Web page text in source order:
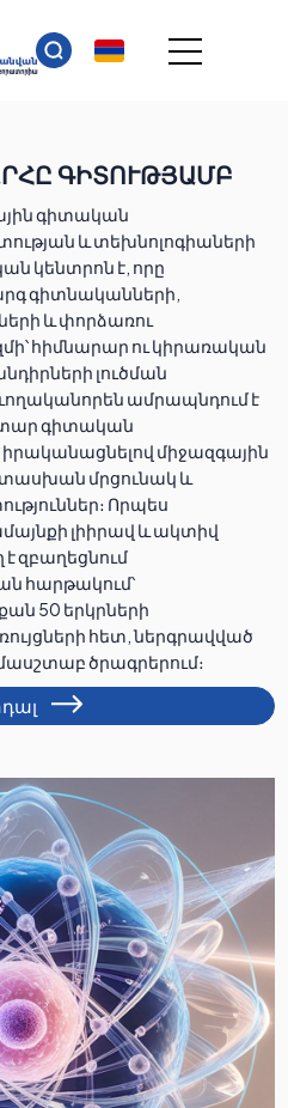
ԳԻՏՈՒԹՅԱՄԲ
գիտական
և տեխնոլոգիաների
կենտրոն է, որը
գիտնականների,
և փորձառու
հիմնարար ու կիրառական
լուծման
ամրապնդում է
գիտական
միջազգային
մրցունակ և
Որպես
լիիրավ և ակտիվ
զբաղեցնում
հարթակում՝
50 երկրների
հետ, ներգրավված
ծրագրերում։